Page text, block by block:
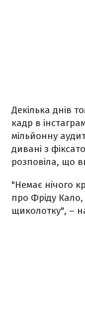
Декілька днів
кадр в
мільйонну
дивані з
розповіла, що
"Немає нічого
про Фріду
щиколотку", –